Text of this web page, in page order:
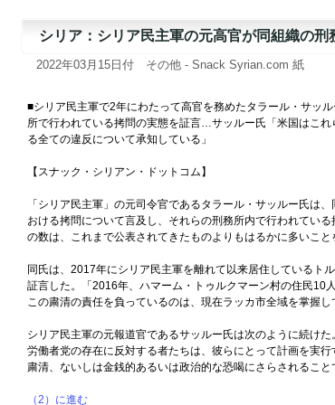
シリア：シリア民主軍の元高官が同組織の
2022年03月15日付 その他 - Snack Syrian.com 紙
■シリア民主軍で2年にわたって高官を務めたタラール・サッ
所で行われている拷問の実態を証言…サッルー氏「米国はこれ
る全ての違反について承知している」
【スナック・シリアン・ドットコム】
「シリア民主軍」の元司令官であるタラール・サッルー氏は
おける拷問について言及し、それらの刑務所内で行われている
の数は、これまで公表されてきたものよりもはるかに多いこと
同氏は、2017年にシリア民主軍を離れて以来居住しているト
証言した。「2016年、ハマーム・トゥルクマーン村の住民10
この粛清の責任を負っているのは、現在ラッカ市全域を掌握
シリア民主軍の元報道官であるサッルー氏は次のように続け
労働者党の存在に反対する者たちは、彼らにとって計画を実
粛清、ないしは金銭的あるいは政治的な恐喝にさらされること
（2）に進む